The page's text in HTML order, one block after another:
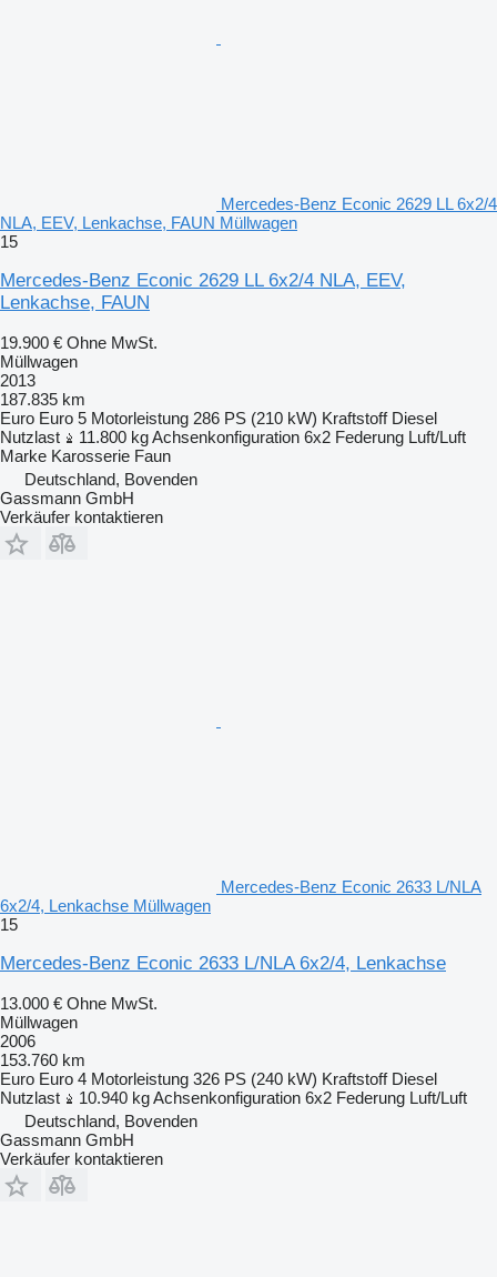
Mercedes-Benz Econic 2629 LL 6x2/4
NLA, EEV, Lenkachse, FAUN Müllwagen
15
Mercedes-Benz Econic 2629 LL 6x2/4 NLA, EEV,
Lenkachse, FAUN
19.900 € Ohne MwSt.
Müllwagen
2013
187.835 km
Euro Euro 5 Motorleistung 286 PS (210 kW) Kraftstoff Diesel
Nutzlast
11.800 kgAchsenkonfiguration 6x2 Federung Luft/Luft
Marke Karosserie Faun
Deutschland, Bovenden
Gassmann GmbH
Verkäufer kontaktieren
Mercedes-Benz Econic 2633 L/NLA
6x2/4, Lenkachse Müllwagen
15
Mercedes-Benz Econic 2633 L/NLA 6x2/4, Lenkachse
13.000 € Ohne MwSt.
Müllwagen
2006
153.760 km
Euro Euro 4 Motorleistung 326 PS (240 kW) Kraftstoff Diesel
Nutzlast
10.940 kgAchsenkonfiguration 6x2 Federung Luft/Luft
Deutschland, Bovenden
Gassmann GmbH
Verkäufer kontaktieren